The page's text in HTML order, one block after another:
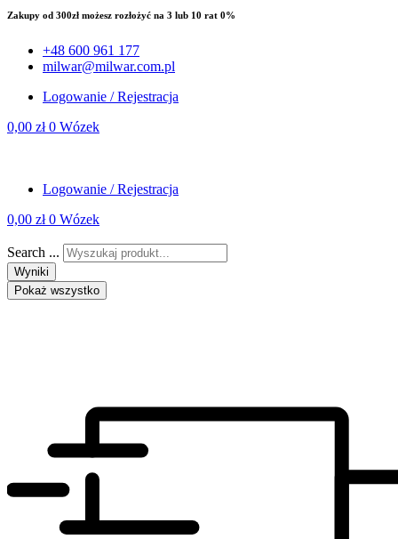
Zakupy od 300zł możesz rozłożyć na 3 lub 10 rat 0%
+48 600 961 177
milwar@milwar.com.pl
Logowanie / Rejestracja
0,00 zł 0 Wózek
Logowanie / Rejestracja
0,00 zł 0 Wózek
Search ...
Wyniki
Pokaż wszystko